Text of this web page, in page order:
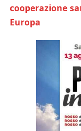
cooperazione
Europa